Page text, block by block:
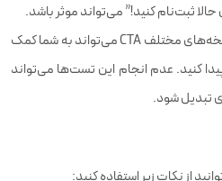
ثبت‌نام کنید!” می‌تواند موثر باشد.
تست کردن نسخه‌های مختلف CTA می‌تواند به شما کمک
کنید. عدم انجام این تست‌ها می‌تواند
تبدیل شود.
از نکات زیر استفاده کنید: